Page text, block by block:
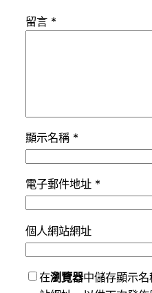
留言 *
顯示名稱 *
電子郵件地址 *
個人網站網址
在瀏覽器中儲存顯示